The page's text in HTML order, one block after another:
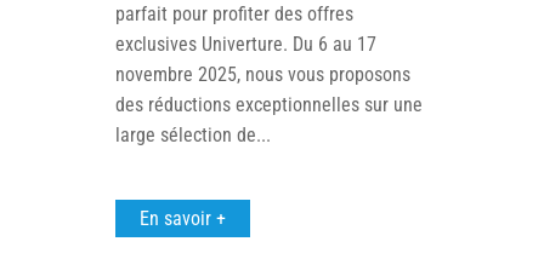
parfait pour profiter des offres
exclusives Univerture. Du 6 au 17
novembre 2025, nous vous proposons
des réductions exceptionnelles sur une
large sélection de...
En savoir +